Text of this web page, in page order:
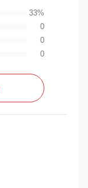
33%
0
0
0